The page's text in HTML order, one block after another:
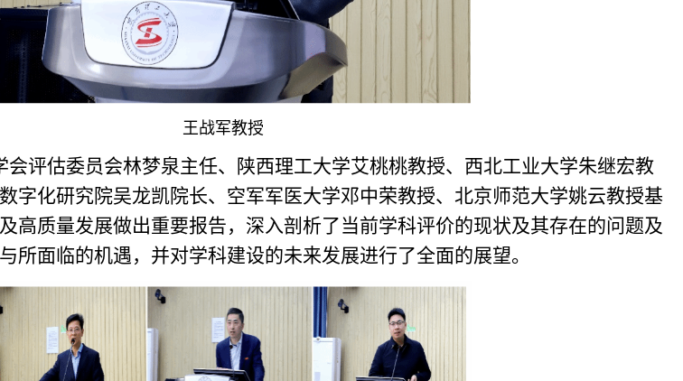
王战军教授
会评估委员会林梦泉主任、陕西理工大学艾桃桃教授、西北工业大学朱继宏教
字化研究院吴龙凯院长、空军军医大学邓中荣教授、北京师范大学姚云教授基
高质量发展做出重要报告，深入剖析了当前学科评价的现状及其存在的问题及
所面临的机遇，并对学科建设的未来发展进行了全面的展望。